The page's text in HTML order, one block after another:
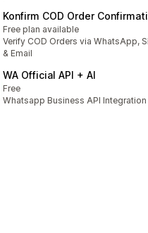
Konfirm COD Order
Free plan available
Verify COD Orders via WhatsApp,
& Email
WA Official API + AI
Free
Whatsapp Business API Integration